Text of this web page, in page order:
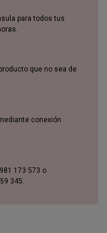
para todos tus
que no sea de
conexión
173 573 o
345.